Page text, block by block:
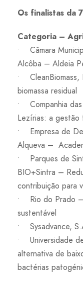
Os finalistas da
Categoria –
• Câmara
Alcôba – Aldeia
• CleanBiomass,
biomassa residual
• Companhia
Lezírias: a gestão
• Empresa de
Alqueva –
• Parques de
BIO+Sintra –
contribuição para
• Rio do Prado
sustentável
• Sysadvance,
• Universidade
alternativa de
bactérias